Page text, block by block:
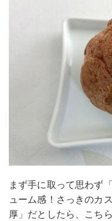
まず手に取って思わず
ューム感！さっきのカ
厚」だとしたら、こち